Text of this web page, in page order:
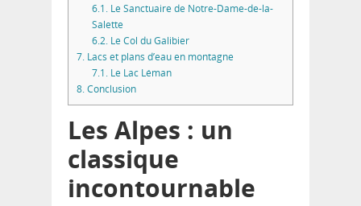
6.1.Le Sanctuaire de Notre-Dame-de-la-
Salette
6.2.Le Col du Galibier
7. Lacs et plans d’eau en montagne
7.1.Le Lac Léman
8.Conclusion
Les Alpes : un
classique
incontournable